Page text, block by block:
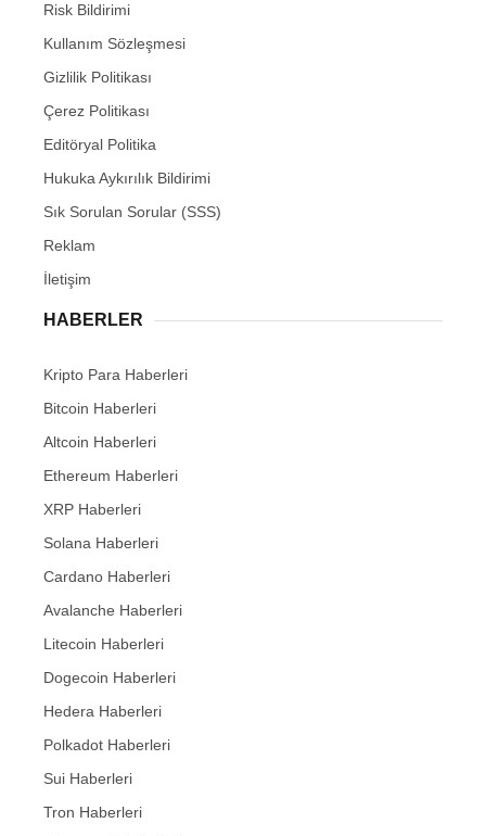
Risk Bildirimi
Kullanım Sözleşmesi
Gizlilik Politikası
Çerez Politikası
Editöryal Politika
Hukuka Aykırılık Bildirimi
Sık Sorulan Sorular (SSS)
Reklam
İletişim
HABERLER
Kripto Para Haberleri
Bitcoin Haberleri
Altcoin Haberleri
Ethereum Haberleri
XRP Haberleri
Solana Haberleri
Cardano Haberleri
Avalanche Haberleri
Litecoin Haberleri
Dogecoin Haberleri
Hedera Haberleri
Polkadot Haberleri
Sui Haberleri
Tron Haberleri